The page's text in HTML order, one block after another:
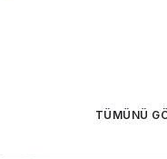
TÜMÜNÜ